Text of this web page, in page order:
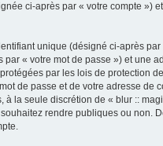
ci-après par « votre compte
unique (désigné ci-après
« votre mot de passe ») et une
par les lois de protection
de passe et de votre adresse
la seule discrétion de « blur ::
rendre publiques ou non.